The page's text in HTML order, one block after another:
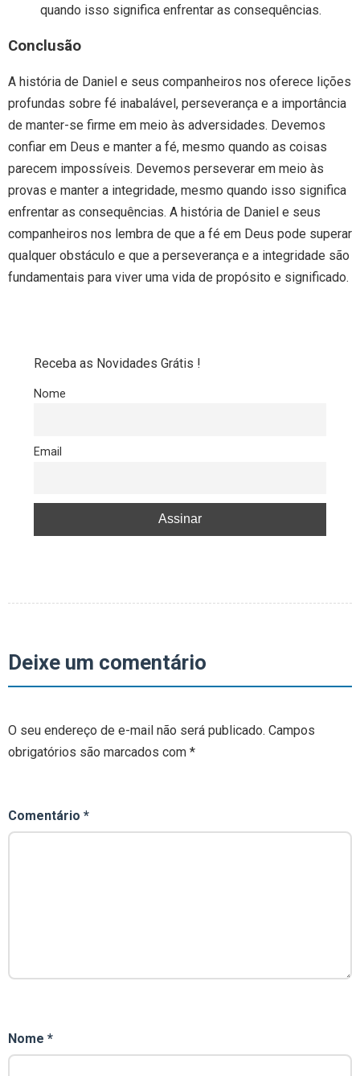
quando isso significa enfrentar as consequências.
Conclusão
A história de Daniel e seus companheiros nos oferece lições
profundas sobre fé inabalável, perseverança e a importância
de manter-se firme em meio às adversidades. Devemos
confiar em Deus e manter a fé, mesmo quando as coisas
parecem impossíveis. Devemos perseverar em meio às
provas e manter a integridade, mesmo quando isso significa
enfrentar as consequências. A história de Daniel e seus
companheiros nos lembra de que a fé em Deus pode superar
qualquer obstáculo e que a perseverança e a integridade são
fundamentais para viver uma vida de propósito e significado.
Receba as Novidades Grátis !
Nome
Email
Deixe um comentário
O seu endereço de e-mail não será publicado. Campos
obrigatórios são marcados com *
Comentário *
Nome *